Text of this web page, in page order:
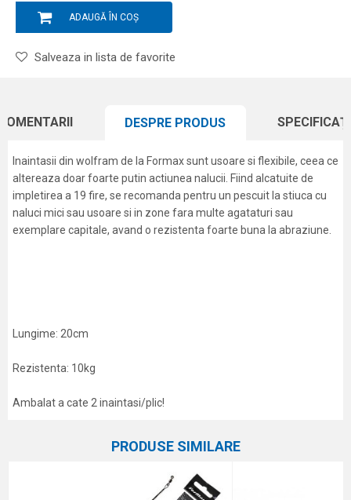
ADAUGĂ ÎN COȘ
Salveaza in lista de favorite
DESPRE PRODUS
Inaintasii din wolfram de la Formax sunt usoare si flexibile, ceea ce
altereaza doar foarte putin actiunea nalucii. Fiind alcatuite de
impletirea a 19 fire, se recomanda pentru un pescuit la stiuca cu
naluci mici sau usoare si in zone fara multe agataturi sau
exemplare capitale, avand o rezistenta foarte buna la abraziune.
Lungime: 20cm
Rezistenta: 10kg
Ambalat a cate 2 inaintasi/plic!
Strune și accesorii
Formax
PRODUSE SIMILARE